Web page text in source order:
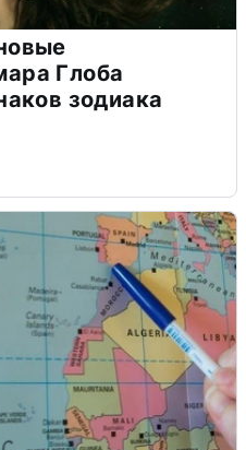
Глоба
зодиака